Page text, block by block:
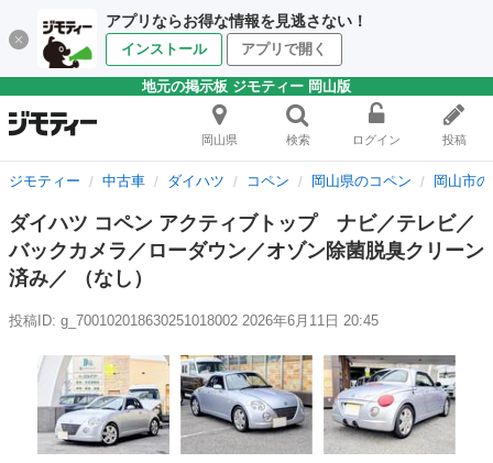
アプリならお得な情報を見逃さない！
インストール アプリで開く
地元の掲示板 ジモティー 岡山版
岡山県 検索 ログイン 投稿
ジモティー 中古車 ダイハツ コペン 岡山県のコペン 岡山市
ダイハツ コペン アクティブトップ ナビ／テレビ／
バックカメラ／ローダウン／オゾン除菌脱臭クリーン
済み／ （なし）
投稿ID: g_700102018630251018002 2026年6月11日 20:45